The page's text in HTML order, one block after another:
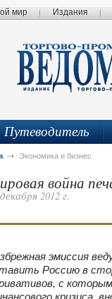
мир Издания
Путеводитель
Экономика и бизнес
война
2012 г.
эмиссия
Россию в
с